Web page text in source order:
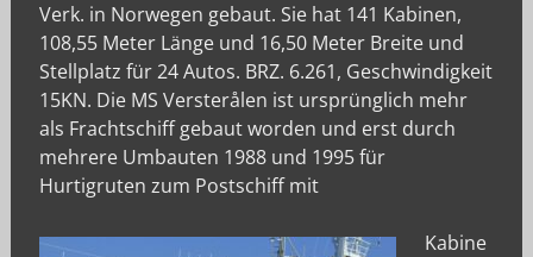
Verk. in Norwegen gebaut. Sie hat 141 Kabinen,
108,55 Meter Länge und 16,50 Meter Breite und
Stellplatz für 24 Autos. BRZ. 6.261, Geschwindigkeit
15KN. Die MS Versterålen ist ursprünglich mehr
als Frachtschiff gebaut worden und erst durch
mehrere Umbauten 1988 und 1995 für
Hurtigruten zum Postschiff mit
Kabine